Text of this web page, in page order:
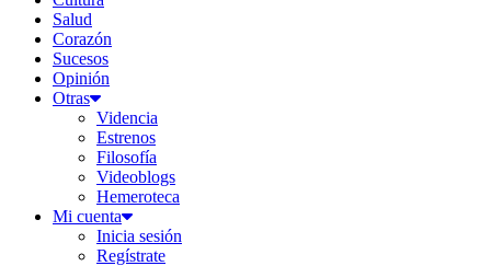
Salud
Corazón
Sucesos
Opinión
Otras
Videncia
Estrenos
Filosofía
Videoblogs
Hemeroteca
Mi cuenta
Inicia sesión
Regístrate